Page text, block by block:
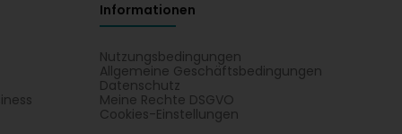
Informationen
Nutzungsbedingungen
Allgemeine Geschäftsbedingungen
Datenschutz
Meine Rechte DSGVO
Cookies-Einstellungen